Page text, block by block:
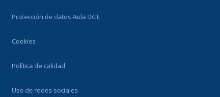
Protección de datos Aula DGE
Cookies
Política de calidad
Uso de redes sociales